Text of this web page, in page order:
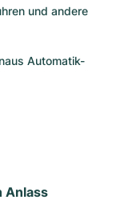
und andere
Automatik-
Anlass